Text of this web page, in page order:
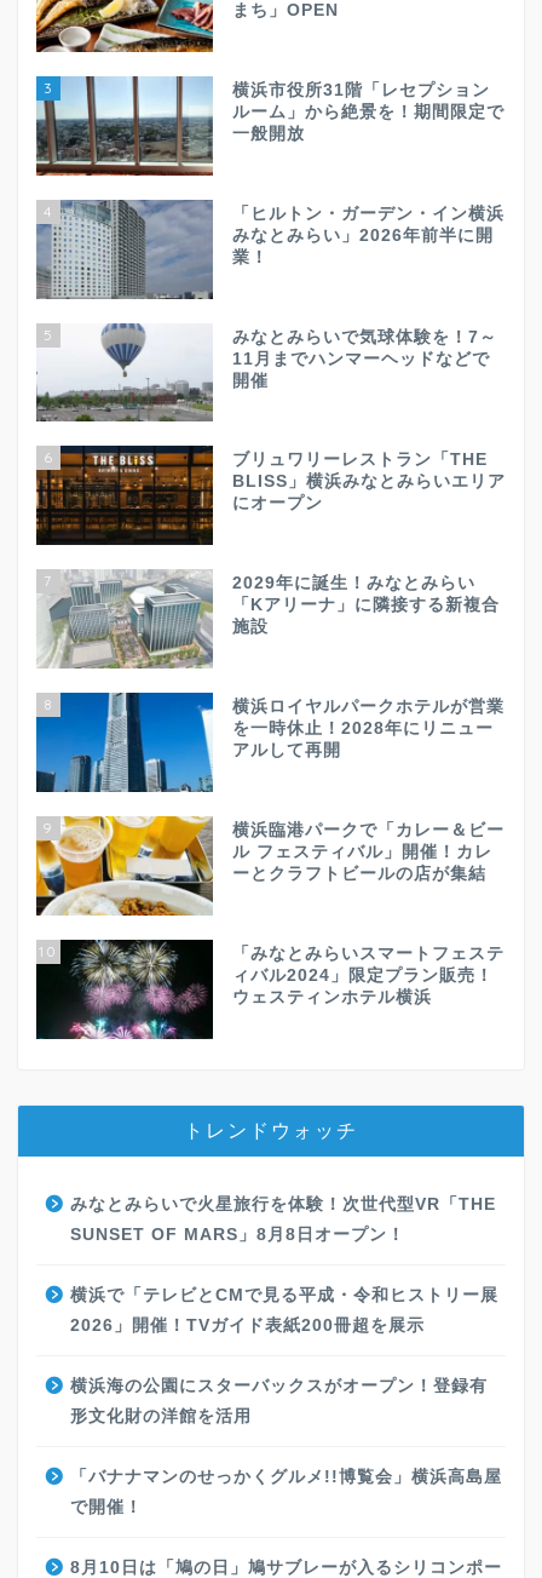
まち」OPEN
3
横浜市役所31階「レセプション
ルーム」から絶景を！期間限定で
一般開放
4
「ヒルトン・ガーデン・イン横浜
みなとみらい」2026年前半に開
業！
5
みなとみらいで気球体験を！7～
11月までハンマーヘッドなどで
開催
6
ブリュワリーレストラン「THE
BLISS」横浜みなとみらいエリア
にオープン
7
2029年に誕生！みなとみらい
「Kアリーナ」に隣接する新複合
施設
8
横浜ロイヤルパークホテルが営業
を一時休止！2028年にリニュー
アルして再開
9
横浜臨港パークで「カレー＆ビー
ル フェスティバル」開催！カレ
ーとクラフトビールの店が集結
10
「みなとみらいスマートフェステ
ィバル2024」限定プラン販売！
ウェスティンホテル横浜
トレンドウォッチ
みなとみらいで火星旅行を体験！次世代型VR「THE
SUNSET OF MARS」8月8日オープン！
横浜で「テレビとCMで見る平成・令和ヒストリー展
2026」開催！TVガイド表紙200冊超を展示
横浜海の公園にスターバックスがオープン！登録有
形文化財の洋館を活用
「バナナマンのせっかくグルメ!!博覧会」横浜高島屋
で開催！
8月10日は「鳩の日」鳩サブレーが入るシリコンポー